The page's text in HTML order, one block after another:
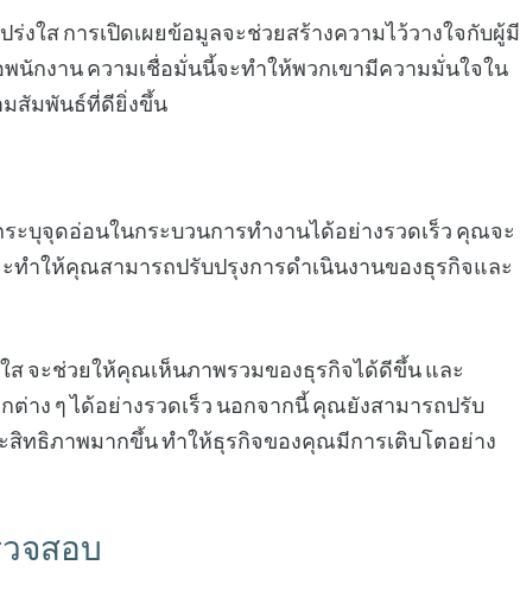
ใส การเปิดเผยข้อมูลจะช่วยสร้างความไว้วางใจกับผู้มี
นักงาน ความเชื่อมั่นนี้จะทำให้พวกเขามีความมั่นใจใน
มสัมพันธ์ที่ดียิ่งขึ้น
บุจุดอ่อนในกระบวนการทำงานได้อย่างรวดเร็ว คุณจะ
ำให้คุณสามารถปรับปรุงการดำเนินงานของธุรกิจและ
ส จะช่วยให้คุณเห็นภาพรวมของธุรกิจได้ดีขึ้น และ
าง ๆ ได้อย่างรวดเร็ว นอกจากนี้ คุณยังสามารถปรับ
สิทธิภาพมากขึ้น ทำให้ธุรกิจของคุณมีการเติบโตอย่าง
จสอบ